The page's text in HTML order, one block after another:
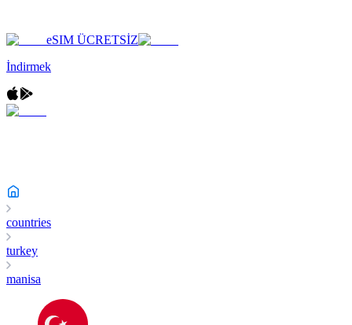
eSIM ÜCRETSİZ
İndirmek
countries
turkey
manisa